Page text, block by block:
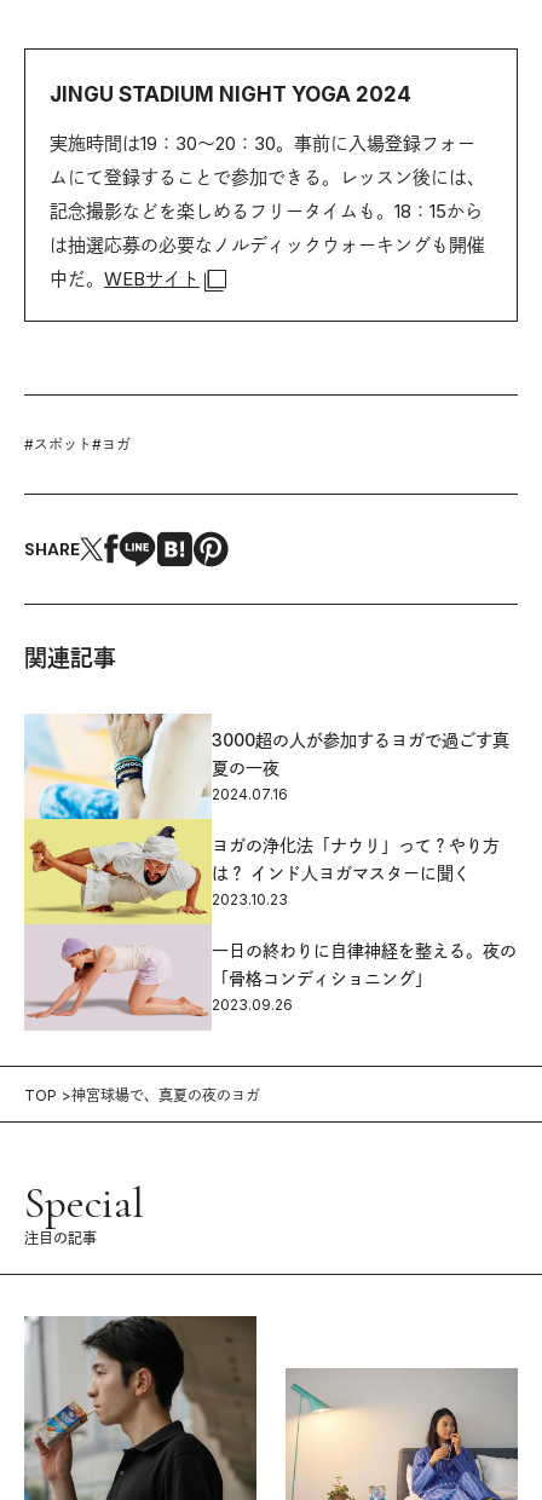
JINGU STADIUM NIGHT YOGA 2024
実施時間は19：30～20：30。事前に入場登録フォー
ムにて登録することで参加できる。レッスン後には、
記念撮影などを楽しめるフリータイムも。18：15から
は抽選応募の必要なノルディックウォーキングも開催
中だ。 WEBサイト
#スポット #ヨガ
SHARE
関連記事
3000超の人が参加するヨガで過ごす真
夏の一夜
2024.07.16
ヨガの浄化法「ナウリ」って？やり方
は？ インド人ヨガマスターに聞く
2023.10.23
一日の終わりに自律神経を整える。夜の
「骨格コンディショニング」
2023.09.26
TOP 神宮球場で、真夏の夜のヨガ
Special
注目の記事